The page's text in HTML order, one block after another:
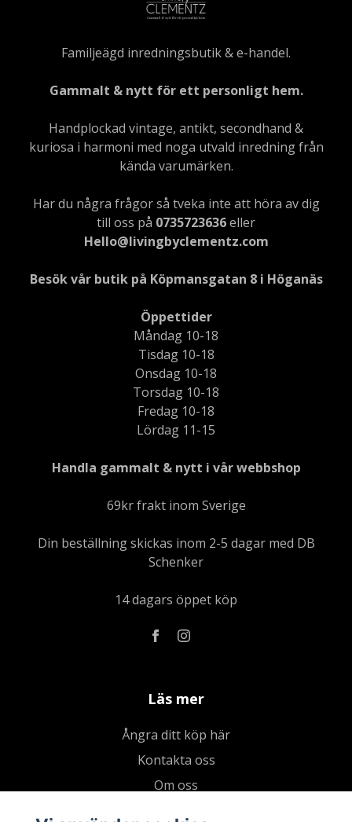
Familjeägd inredningsbutik & e-handel.
Gammalt & nytt för ett personligt hem.
Handplockad vintage, antikt, secondhand &
kuriosa i harmoni med noga utvald inredning från
kända varumärken.
Har du några frågor så tveka inte att höra av dig
till oss på 0735723636eller
Hello@livingbyclementz.com
Besök vår butik på Köpmansgatan 8 i Höganäs
Öppettider
Måndag 10-18
Tisdag 10-18
Onsdag 10-18
Torsdag 10-18
Fredag 10-18
Lördag 11-15
Handla gammalt & nytt i vår webbshop
69kr frakt inom Sverige
Din beställning skickas inom 2-5 dagar med DB
Schenker
14 dagars öppet köp
Läs mer
Ångra ditt köp här
Kontakta oss
Om oss